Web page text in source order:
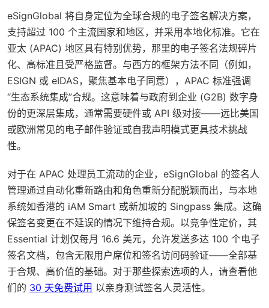
eSignGlobal 将自身定位为全球合规的电子签名解决方案，
支持超过 100 个主流国家和地区，并采用本地化标准。它在
亚太 (APAC) 地区具有特别优势，那里的电子签名法规碎片
化、高标准且受严格监督。与西方的框架方法不同（例如，
ESIGN 或 eIDAS，聚焦基本电子同意），APAC 标准强调
“生态系统集成”合规。这意味着与政府到企业 (G2B) 数字身
份的更深层集成，通常需要硬件或 API 级对接——远比美国
或欧洲常见的电子邮件验证或自我声明模式更具技术挑战
性。
对于在 APAC 处理员工流动的企业，eSignGlobal 的签名人
管理通过自动化重新路由和角色重新分配脱颖而出，与本地
系统如香港的 iAM Smart 或新加坡的 Singpass 集成。这确
保签名变更在不延误的情况下维持合规。以竞争性定价，其
Essential 计划仅每月 16.6 美元，允许发送多达 100 个电子
签名文档，包含无限用户席位和签名访问码验证——全部基
于合规、高价值的基础。对于那些探索选项的人，请查看他
们的 30 天免费试用 以亲身测试签名人灵活性。